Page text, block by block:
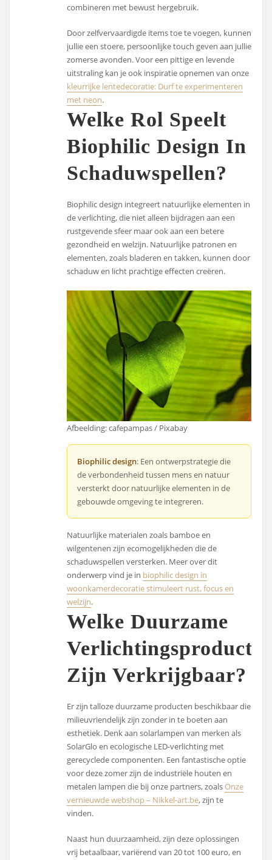
combineren met bewust hergebruik.
Door zelfvervaardigde items toe te voegen, kunnen
jullie een stoere, persoonlijke touch geven aan jullie
zomerse avonden. Voor een pittige en levende
uitstraling kan je ook inspiratie opnemen van onze
kleurrijke lentedecoratie: Durf te experimenteren
met neon.
Welke Rol Speelt
Biophilic Design In
Schaduwspellen?
Biophilic design integreert natuurlijke elementen in
de verlichting, die niet alleen bijdragen aan een
rustgevende sfeer maar ook aan een betere
gezondheid en welzijn. Natuurlijke patronen en
elementen, zoals bladeren en takken, kunnen door
schaduw en licht prachtige effecten creëren.
Afbeelding: cafepampas / Pixabay
Biophilic design: Een ontwerpstrategie die
de verbondenheid tussen mens en natuur
versterkt door natuurlijke elementen in de
gebouwde omgeving te integreren.
Natuurlijke materialen zoals bamboe en
wilgentenen zijn ecomogelijkheden die de
schaduwspellen versterken. Meer over dit
onderwerp vind je in biophilic design in
woonkamerdecoratie stimuleert rust, focus en
welzijn.
Welke Duurzame
Zijn Verkrijgbaar?
Er zijn talloze duurzame producten beschikbaar die
milieuvriendelijk zijn zonder in te boeten aan
esthetiek. Denk aan solarlampen van merken als
SolarGlo en ecologische LED-verlichting met
gerecyclede componenten. Een fantastische optie
voor deze zomer zijn de industriële houten en
metalen lampen die bij onze partners, zoalsOnze
vernieuwde webshop – Nikkel-art.be, zijn te
vinden.
Naast hun duurzaamheid, zijn deze oplossingen
vrij betaalbaar, variërend van 20 tot 100 euro, en